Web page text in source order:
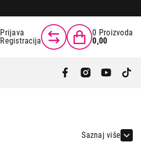
Prijava
Registracija
0 Proizvoda
0,00
Saznaj više